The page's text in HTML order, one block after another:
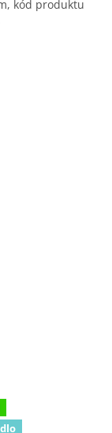
kód produktu